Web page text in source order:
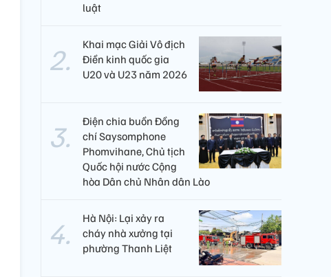
luật
Khai mạc Giải Vô địch
Điền kinh quốc gia
U20 và U23 năm 2026
Điện chia buồn Đồng
chí Saysomphone
Phomvihane, Chủ tịch
Quốc hội nước Cộng
hòa Dân chủ Nhân dân Lào
Hà Nội: Lại xảy ra
cháy nhà xưởng tại
phường Thanh Liệt